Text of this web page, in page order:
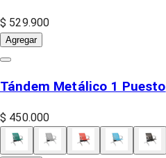
$ 529.900
Agregar
Tándem Metálico 1 Puesto
$ 450.000